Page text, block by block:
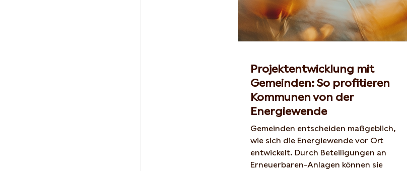
Projektentwicklung mit
Gemeinden: So profitieren
Kommunen von der
Energiewende
Gemeinden entscheiden maßgeblich,
wie sich die Energiewende vor Ort
entwickelt. Durch Beteiligungen an
Erneuerbaren-Anlagen können sie